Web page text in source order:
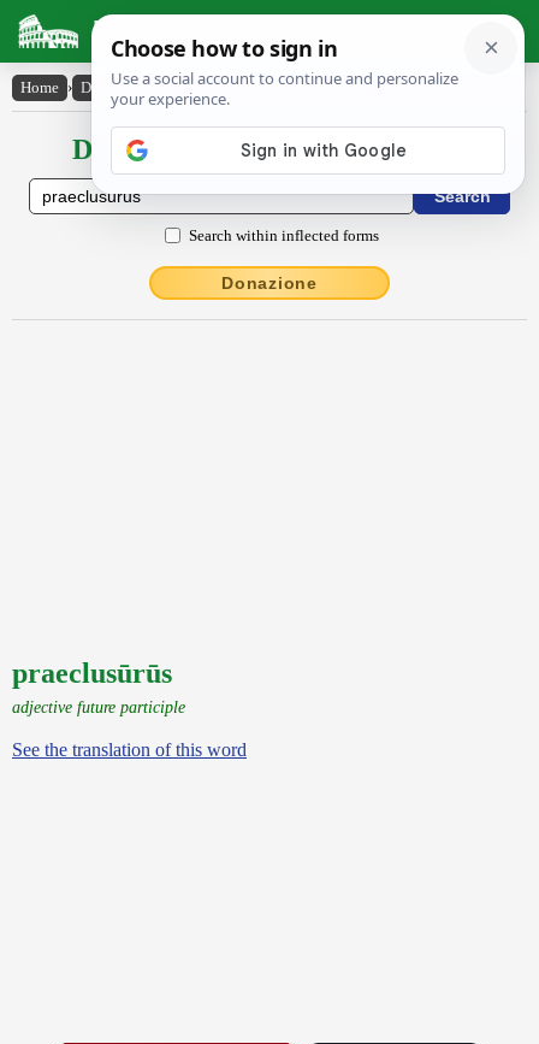
Latin Dictionary
Home › Declensions / Conjugations › praeclusūrūs
Declensions / Conjugations latin
Search within inflected forms
Donazione
praeclusūrūs
adjective future participle
See the translation of this word